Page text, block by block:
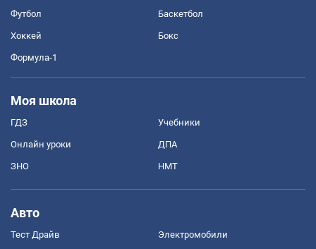
Футбол Баскетбол
Хоккей Бокс
Формула-1
Моя школа
ГДЗ Учебники
Онлайн уроки ДПА
ЗНО НМТ
Авто
Тест Драйв Электромобили